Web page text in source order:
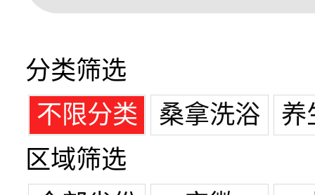
分类筛选
不限分类
桑拿洗浴
养
区域筛选